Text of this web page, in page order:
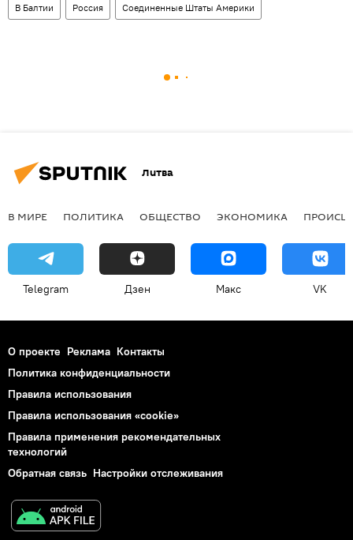
В Балтии Россия Соединенные Штаты Америки
Литва
В МИРЕ ПОЛИТИКА ОБЩЕСТВО ЭКОНОМИКА
Telegram Дзен Макс VK
О проекте Реклама Контакты
Политика конфиденциальности
Правила использования
Правила использования «cookie»
Правила применения рекомендательных
технологий
Обратная связь Настройки отслеживания